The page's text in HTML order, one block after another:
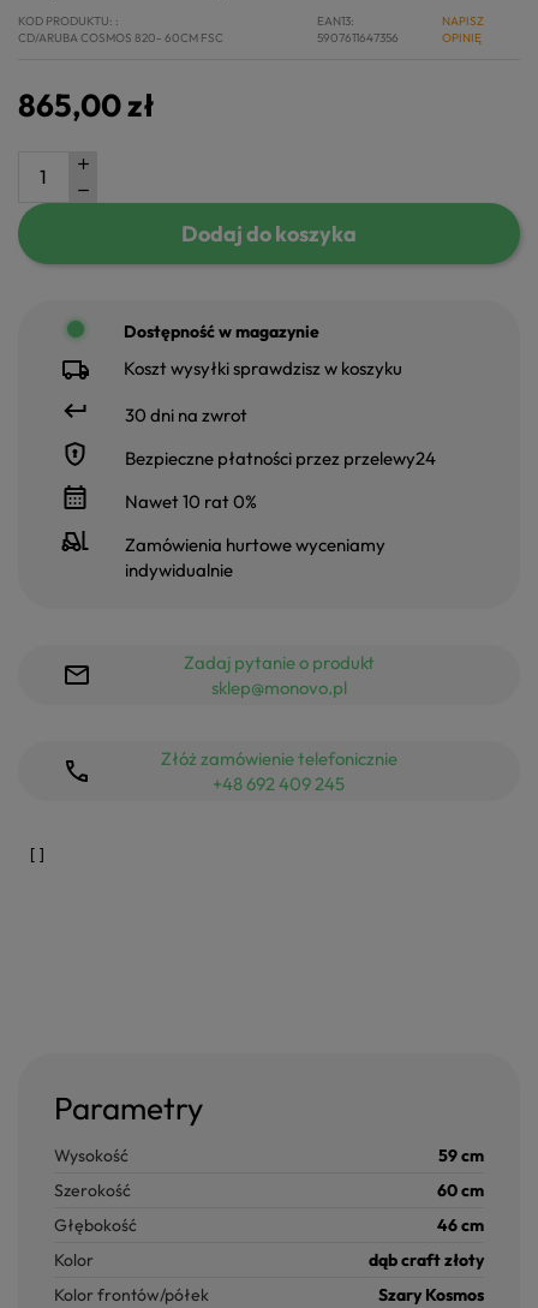
KOD PRODUKTU:
CD/ARUBA COSMOS 820- 60CM FSC
EAN13
5907611647356
NAPISZ
OPINIĘ
865,00 zł
Dodaj do koszyka
Dostępność w magazynie
Koszt wysyłki sprawdzisz w koszyku
30 dni na zwrot
Bezpieczne płatności przez przelewy24
Nawet 10 rat 0%
Zamówienia hurtowe wyceniamy
indywidualnie
Zadaj pytanie o produkt
sklep@monovo.pl
Złóż zamówienie telefonicznie
+48 692 409 245
Parametry
Wysokość
59 cm
Szerokość
60 cm
Głębokość
46 cm
Kolor
dąb craft złoty
Kolor frontów/półek
Szary Kosmos